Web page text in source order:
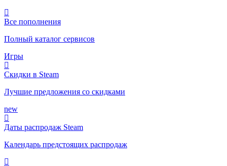
Все пополнения
Полный каталог сервисов
Игры
Скидки в Steam
Лучшие предложения со скидками
new
Даты распродаж Steam
Календарь предстоящих распродаж